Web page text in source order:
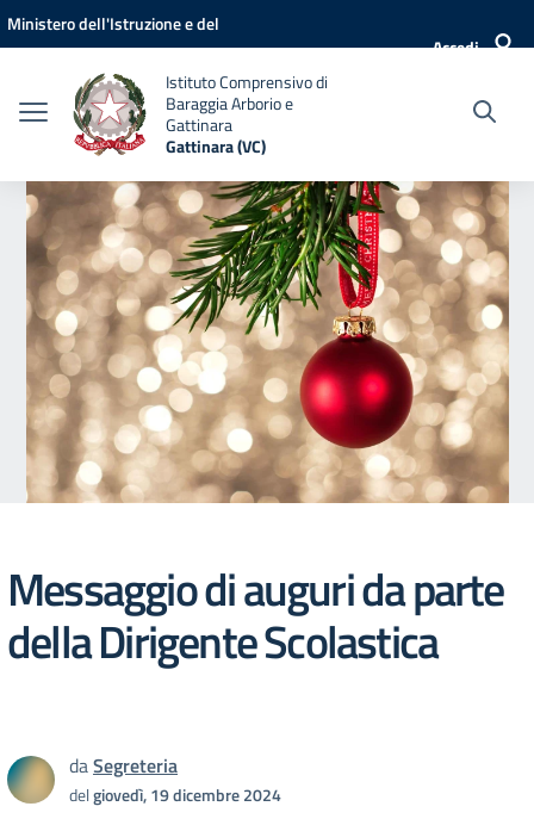
Vai ai contenuti
Vai al menu di navigazione
Vai al footer
Ministero dell'Istruzione e del
Accedi
Istituto Comprensivo di
Baraggia Arborio e
Gattinara
Gattinara (VC)
Messaggio di auguri da parte
della Dirigente Scolastica
daSegreteria
delgiovedì, 19 dicembre 2024